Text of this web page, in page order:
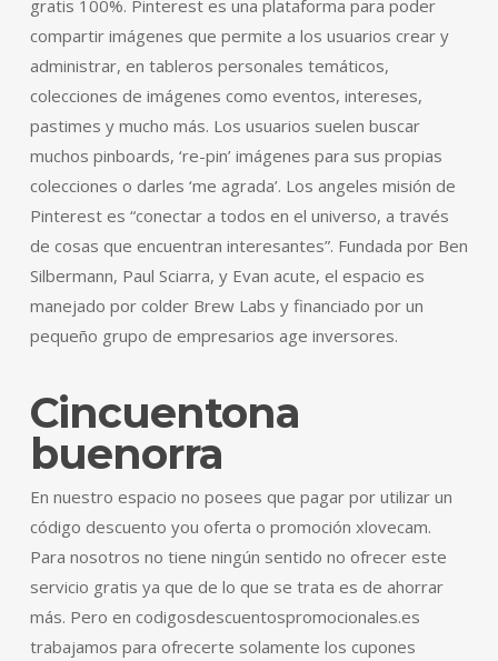
gratis 100%. Pinterest es una plataforma para poder
compartir imágenes que permite a los usuarios crear y
administrar, en tableros personales temáticos,
colecciones de imágenes como eventos, intereses,
pastimes y mucho más. Los usuarios suelen buscar
muchos pinboards, ‘re-pin’ imágenes para sus propias
colecciones o darles ‘me agrada’. Los angeles misión de
Pinterest es “conectar a todos en el universo, a través
de cosas que encuentran interesantes”. Fundada por Ben
Silbermann, Paul Sciarra, y Evan acute, el espacio es
manejado por colder Brew Labs y financiado por un
pequeño grupo de empresarios age inversores.
Cincuentona
buenorra
En nuestro espacio no posees que pagar por utilizar un
código descuento you oferta o promoción xlovecam.
Para nosotros no tiene ningún sentido no ofrecer este
servicio gratis ya que de lo que se trata es de ahorrar
más. Pero en codigosdescuentospromocionales.es
trabajamos para ofrecerte solamente los cupones